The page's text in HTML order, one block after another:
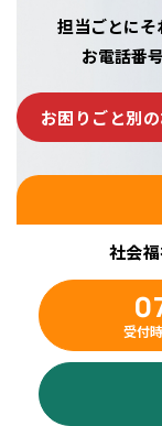
担当ごとにそ
お電話番
お困りごと別
社会
受付